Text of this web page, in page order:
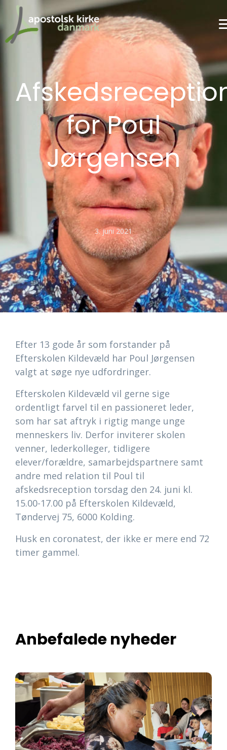
for Poul
Jørgensen
3. juni 2021
Efter 13 gode år som forstander på
Efterskolen Kildevæld har Poul Jørgensen
valgt at søge nye udfordringer.
Efterskolen Kildevæld vil gerne sige
ordentligt farvel til en passioneret leder,
som har sat aftryk i rigtig mange unge
menneskers liv. Derfor inviterer skolen
venner, lederkolleger, tidligere
elever/forældre, samarbejdspartnere samt
andre med relation til Poul til
afskedsreception torsdag den 24. juni kl.
15.00-17.00 på Efterskolen Kildevæld,
Tøndervej 75, 6000 Kolding.
Husk en coronatest, der ikke er mere end 72
timer gammel.
Anbefalede nyheder